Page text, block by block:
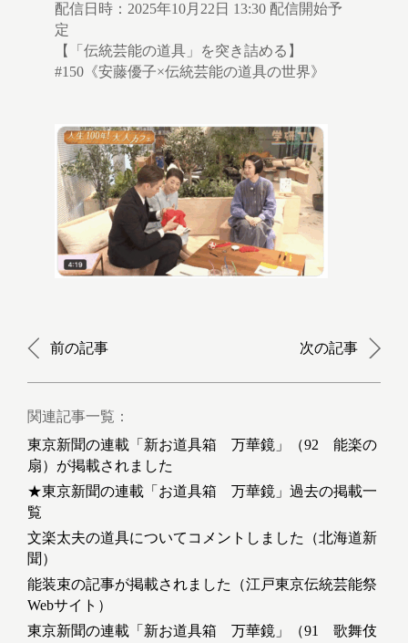
配信日時：2025年10月22日 13:30 配信開始予
定
【「伝統芸能の道具」を突き詰める】
#150《安藤優子×伝統芸能の道具の世界》
前の記事 次の記事
関連記事一覧：
東京新聞の連載「新お道具箱 万華鏡」（92 能楽の
扇）が掲載されました
★東京新聞の連載「お道具箱 万華鏡」過去の掲載一
覧
文楽太夫の道具についてコメントしました（北海道新
聞）
能装束の記事が掲載されました（江戸東京伝統芸能祭
Webサイト）
東京新聞の連載「新お道具箱 万華鏡」（91 歌舞伎